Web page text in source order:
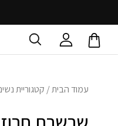
עמוד הבית/ קטגוריית